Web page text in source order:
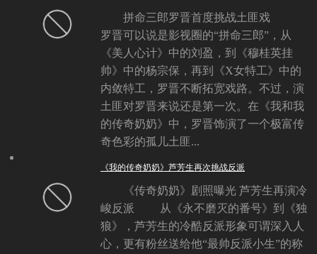
拼命三郎罗晋首度挑战土匪戏
罗晋可以说是影视圈的“拼命三郎”，从
《美人心计》中的刘盈，到《穆桂英挂
帅》中的杨宗保，再到《X女特工》中的
内敛特工，罗晋不断拓宽戏路。不过，演
土匪对罗晋来说还是第一次。在《我和我
的传奇奶奶》中，罗晋饰演了一个极富传
奇色彩的孤儿土匪...
《我的传奇奶奶》芦芳生再次挑战反派
《传奇奶奶》剧照曝光 芦芳生再演冷
峻反派 从《永不磨灭的番号》到《独
狼》，芦芳生的冷酷反派形象可谓深入人
心，更有粉丝送给他“最帅反派小生”的称